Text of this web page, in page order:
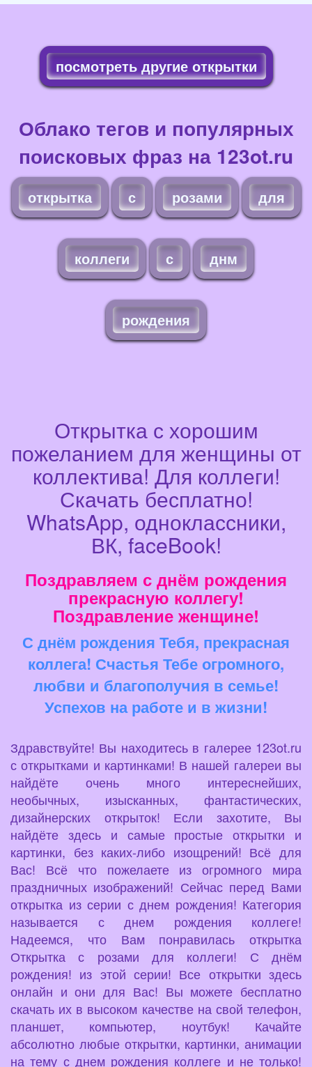
посмотреть другие открытки
Облако тегов и популярных
поисковых фраз на 123ot.ru
открытка с розами для
коллеги с днм
рождения
Открытка с хорошим
пожеланием для женщины от
коллектива! Для коллеги!
Скачать бесплатно!
WhatsApp, одноклассники,
ВК, faceBook!
Поздравляем с днём рождения
прекрасную коллегу!
Поздравление женщине!
С днём рождения Тебя, прекрасная
коллега! Счастья Тебе огромного,
любви и благополучия в семье!
Успехов на работе и в жизни!
Здравствуйте! Вы находитесь в галерее 123ot.ru
с открытками и картинками! В нашей галереи вы
найдёте очень много интереснейших,
необычных, изысканных, фантастических,
дизайнерских открыток! Если захотите, Вы
найдёте здесь и самые простые открытки и
картинки, без каких-либо изощрений! Всё для
Вас! Всё что пожелаете из огромного мира
праздничных изображений! Сейчас перед Вами
открытка из серии с днем рождения! Категория
называется с днем рождения коллеге!
Надеемся, что Вам понравилась открытка
Открытка с розами для коллеги! С днём
рождения! из этой серии! Все открытки здесь
онлайн и они для Вас! Вы можете бесплатно
скачать их в высоком качестве на свой телефон,
планшет, компьютер, ноутбук! Качайте
абсолютно любые открытки, картинки, анимации
на тему с днем рождения коллеге и не только!